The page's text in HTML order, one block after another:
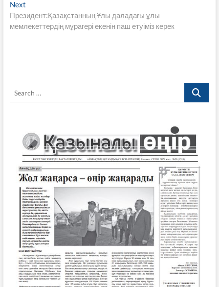
o
k
p
p
m n
k
записям
NextNext
post:
Президент:Қазақстанның Ұлы даладағы ұлы
мемлекеттердің мұрагері екенін паш етуіміз керек
Search